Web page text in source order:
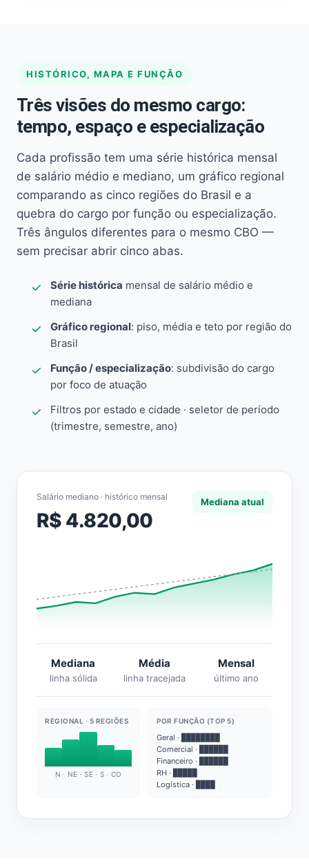
HISTÓRICO, MAPA E FUNÇÃO
Três visões do mesmo cargo:
tempo, espaço e especialização
Cada profissão tem uma série histórica mensal
de salário médio e mediano, um gráfico regional
comparando as cinco regiões do Brasil e a
quebra do cargo por função ou especialização.
Três ângulos diferentes para o mesmo CBO —
sem precisar abrir cinco abas.
Série histórica mensal de salário médio e
mediana
Gráfico regional: piso, média e teto por região do
Brasil
Função / especialização: subdivisão do cargo
por foco de atuação
Filtros por estado e cidade · seletor de período
(trimestre, semestre, ano)
Salário mediano · histórico mensal
R$ 4.820,00
Mediana atual
Mediana
linha sólida
Média
linha tracejada
Mensal
último ano
REGIONAL · 5 REGIÕES
N · NE · SE · S · CO
POR FUNÇÃO (TOP 5)
Geral · ████████
Comercial · ██████
Financeiro · ██████
RH · █████
Logística · ████